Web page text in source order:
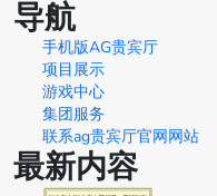
导航
手机版AG贵宾厅
项目展示
游戏中心
集团服务
联系ag贵宾厅官网网站
最新内容